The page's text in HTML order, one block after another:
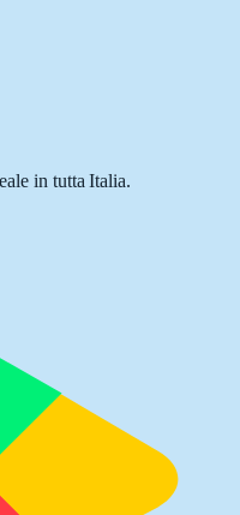
in tutta Italia.